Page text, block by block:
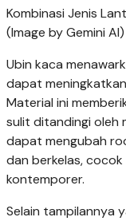
Kombinasi Jenis
(Image by Gemini AI)
Ubin kaca
dapat
Material ini
sulit ditandingi oleh
dapat mengubah
dan berkelas,
kontemporer.
Selain tampilannya